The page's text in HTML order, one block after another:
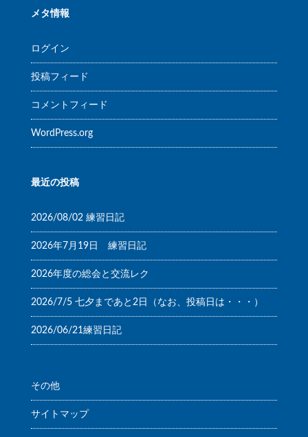
メタ情報
ログイン
投稿フィード
コメントフィード
WordPress.org
最近の投稿
2026/08/02 練習日記
2026年7月19日 練習日記
2026年度の総会と交流レク
2026/7/5 七夕まであと2日（なお、投稿日は・・・）
2026/06/21練習日記
その他
サイトマップ